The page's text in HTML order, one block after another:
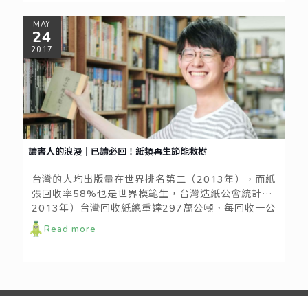
MAY
24
2017
讀書人的浪漫│已讀必回！紙類再生節能救樹
台灣的人均出版量在世界排名第二（2013年），而紙
張回收率58%也是世界模範生，台灣造紙公會統計，
2013年）台灣回收紙總重達297萬公噸，每回收一公
噸的紙/紙盒可節省1.41公噸的木材、可減排5.29公
斤二氧化碳。
Read more